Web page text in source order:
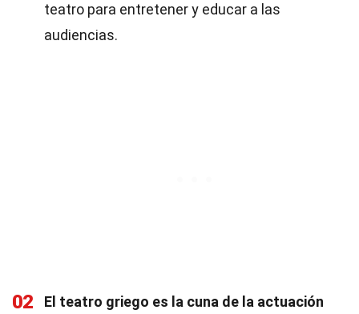
teatro para entretener y educar a las
audiencias.
02
El teatro griego es la cuna de la actuación